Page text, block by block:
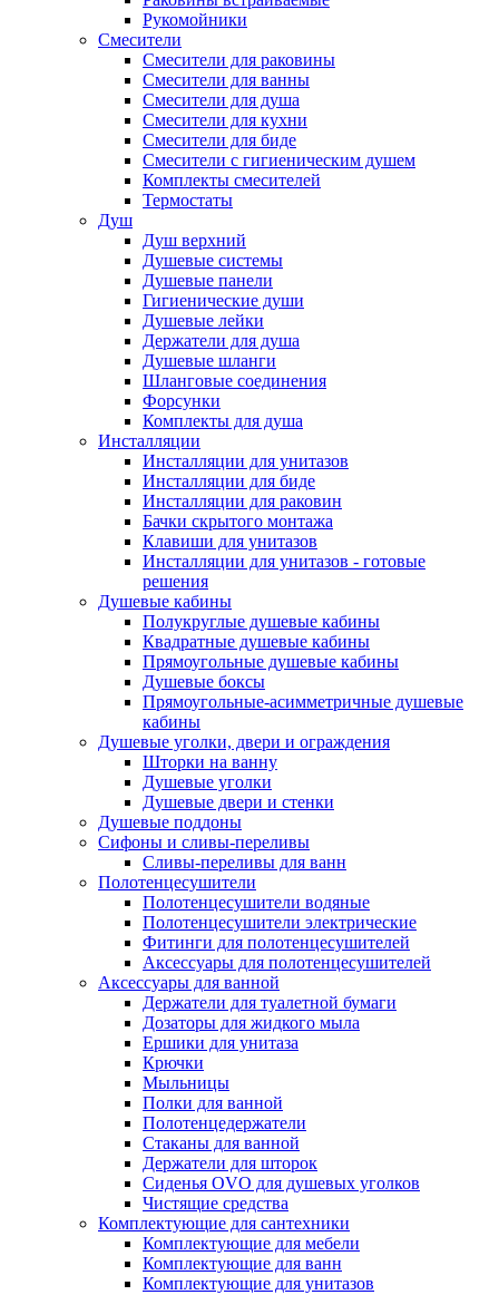
Рукомойники
Смесители
Смесители для раковины
Смесители для ванны
Смесители для душа
Смесители для кухни
Смесители для биде
Смесители с гигиеническим душем
Комплекты смесителей
Термостаты
Душ
Душ верхний
Душевые системы
Душевые панели
Гигиенические души
Душевые лейки
Держатели для душа
Душевые шланги
Шланговые соединения
Форсунки
Комплекты для душа
Инсталляции
Инсталляции для унитазов
Инсталляции для биде
Инсталляции для раковин
Бачки скрытого монтажа
Клавиши для унитазов
Инсталляции для унитазов - готовые
решения
Душевые кабины
Полукруглые душевые кабины
Квадратные душевые кабины
Прямоугольные душевые кабины
Душевые боксы
Прямоугольные-асимметричные душевые
кабины
Душевые уголки, двери и ограждения
Шторки на ванну
Душевые уголки
Душевые двери и стенки
Душевые поддоны
Сифоны и сливы-переливы
Сливы-переливы для ванн
Полотенцесушители
Полотенцесушители водяные
Полотенцесушители электрические
Фитинги для полотенцесушителей
Аксессуары для полотенцесушителей
Аксессуары для ванной
Держатели для туалетной бумаги
Дозаторы для жидкого мыла
Ершики для унитаза
Крючки
Мыльницы
Полки для ванной
Полотенцедержатели
Стаканы для ванной
Держатели для шторок
Сиденья OVO для душевых уголков
Чистящие средства
Комплектующие для сантехники
Комплектующие для мебели
Комплектующие для ванн
Комплектующие для унитазов